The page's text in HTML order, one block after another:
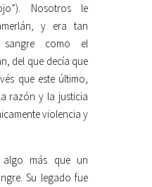
Nosotros le
y era tan
sangre como el
del que decía que
que este último,
razón y la justicia
violencia y
más que un
Su legado fue